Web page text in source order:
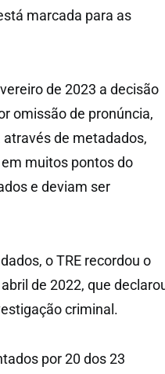
marcada para as
de 2023 a decisão
omissão de pronúncia,
de metadados,
muitos pontos do
e deviam ser
o TRE recordou o
de 2022, que
criminal.
por 20 dos 23